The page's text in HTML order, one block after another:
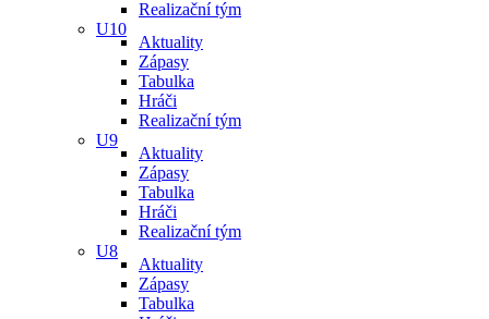
Realizační tým
U10
Aktuality
Zápasy
Tabulka
Hráči
Realizační tým
U9
Aktuality
Zápasy
Tabulka
Hráči
Realizační tým
U8
Aktuality
Zápasy
Tabulka